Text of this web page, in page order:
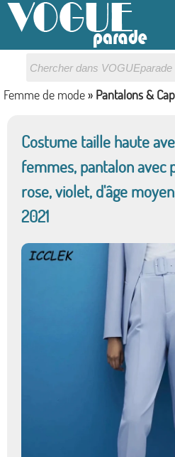
Femme de mode » Pantalons &
Costume taille haute
femmes, pantalon avec
rose, violet, d'âge
2021